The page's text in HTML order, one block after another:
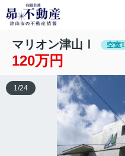
マリオン津山Ⅰ 空室1
120万円
1/24